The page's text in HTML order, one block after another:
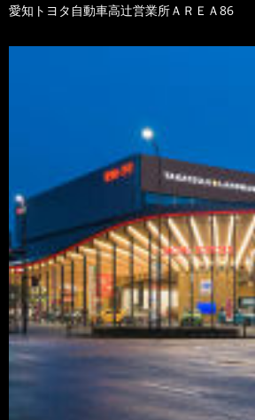
愛知トヨタ自動車高辻営業所ＡＲＥＡ86